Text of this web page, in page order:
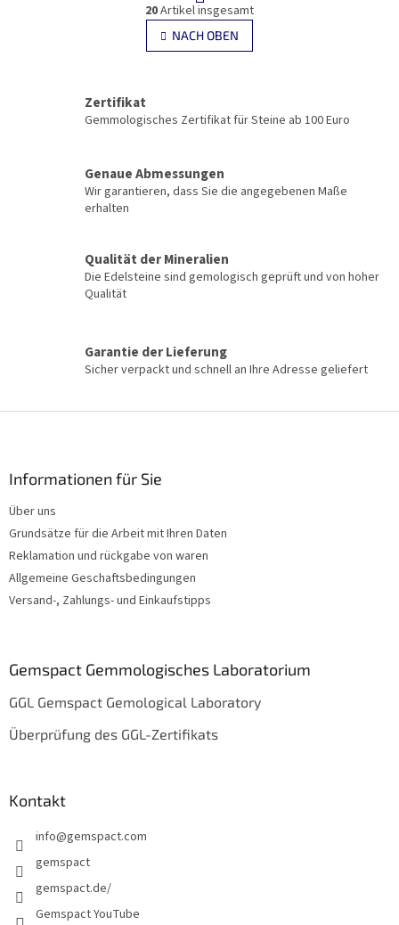
t
e
u
l
e
n
e
r
e
g
i
n
i
n
g
20Artikel insgesamt
NACH OBEN
Zertifikat
Gemmologisches Zertifikat für Steine ab 100 Euro
Genaue Abmessungen
Wir garantieren, dass Sie die angegebenen Maße
erhalten
Qualität der Mineralien
Die Edelsteine sind gemologisch geprüft und von hoher
Qualität
Garantie der Lieferung
Sicher verpackt und schnell an Ihre Adresse geliefert
Informationen für Sie
Über uns
Grundsätze für die Arbeit mit Ihren Daten
Reklamation und rückgabe von waren
Allgemeine Geschaftsbedingungen
Versand-, Zahlungs- und Einkaufstipps
Gemspact Gemmologisches Laboratorium
GGL Gemspact Gemological Laboratory
Überprüfung des GGL-Zertifikats
Kontakt
info@gemspact.com
gemspact
gemspact.de/
Gemspact YouTube